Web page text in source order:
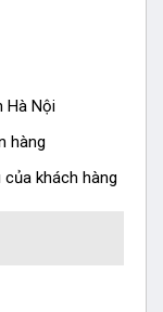
Hà Nội
hàng
khách hàng